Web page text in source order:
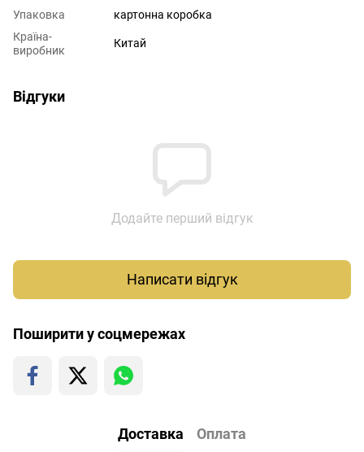
Упаковка
картонна коробка
Країна-
виробник
Китай
Відгуки
Додайте перший відгук
Написати відгук
Поширити у соцмережах
Доставка Оплата